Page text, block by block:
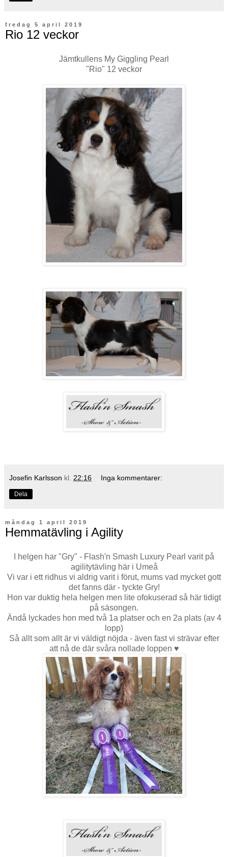
fredag 5 april 2019
Rio 12 veckor
Jämtkullens My Giggling Pearl
"Rio" 12 veckor
Josefin Karlsson kl. 22:16 Inga kommentarer:
Dela
måndag 1 april 2019
Hemmatävling i Agility
I helgen har "Gry" - Flash'n Smash Luxury Pearl varit på
agilitytävling här i Umeå
Vi var i ett ridhus vi aldrig varit i förut, mums vad mycket gott
det fanns där - tyckte Gry!
Hon var duktig hela helgen men lite ofokuserad så här tidigt
på säsongen.
Ändå lyckades hon med två 1a platser och en 2a plats (av 4
lopp)
Så allt som allt är vi väldigt nöjda - även fast vi strävar efter
att nå de där svåra nollade loppen ♥